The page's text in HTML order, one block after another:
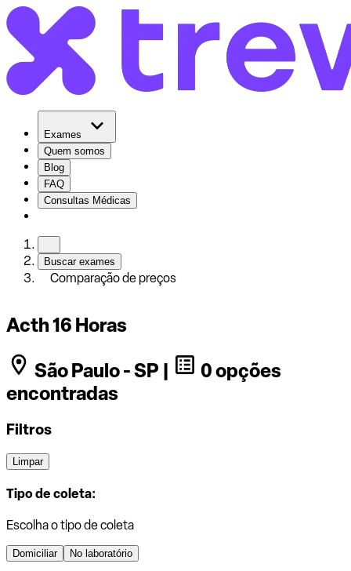
Exames
Quem somos
Blog
FAQ
Consultas Médicas
Buscar exames
Comparação de preços
Acth 16 Horas
São Paulo - SP |
0 opções
encontradas
Filtros
Limpar
Tipo de coleta:
Escolha o tipo de coleta
Domiciliar No laboratório